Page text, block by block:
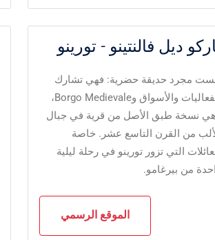
ديل فالنتينو - تورينو
مجرد حديقة حضرية: فهي تشارك
الفعاليات والأسواق وBorgo Medievale،
نسخة طبق الأصل من قرية في جبال
من القرن التاسع عشر. خاصة
التي تزور تورينو في رحلة ليلية
من بيرغامو.
الموقع الرسمي